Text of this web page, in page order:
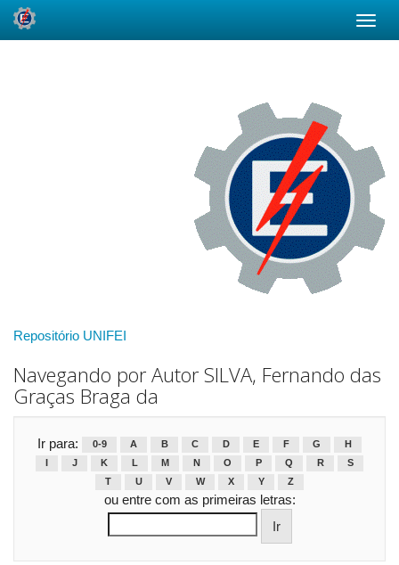
Repositório UNIFEI
Navegando por Autor SILVA, Fernando das
Graças Braga da
Ir para: 0-9 A B C D E F G
H
J K L M N O P Q R
S
T
U V W X Y Z
ou entre com as primeiras letras: